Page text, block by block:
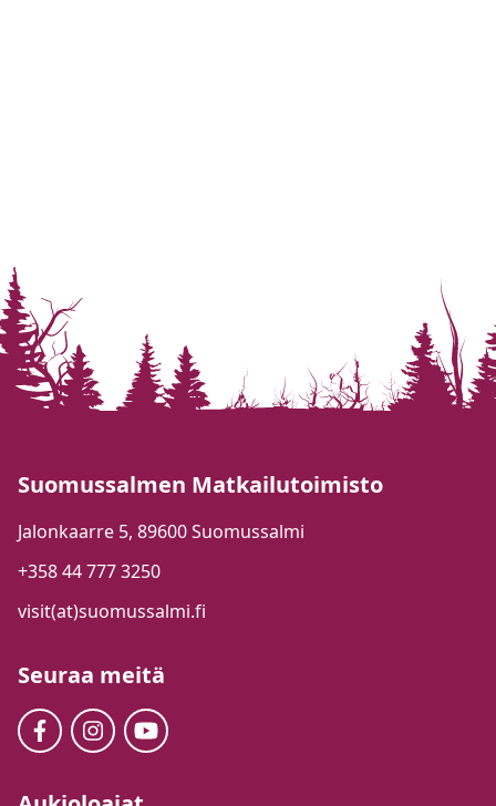
Suomussalmen Matkailutoimisto
Jalonkaarre 5, 89600 Suomussalmi
+358 44 777 3250
visit(at)suomussalmi.fi
Seuraa meitä